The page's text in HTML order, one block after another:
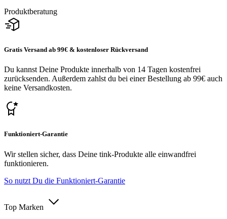
Produktberatung
Gratis Versand ab 99€ & kostenloser Rückversand
Du kannst Deine Produkte innerhalb von 14 Tagen kostenfrei
zurücksenden. Außerdem zahlst du bei einer Bestellung ab 99€ auch
keine Versandkosten.
Funktioniert-Garantie
Wir stellen sicher, dass Deine tink-Produkte alle einwandfrei
funktionieren.
So nutzt Du die Funktioniert-Garantie
Top Marken